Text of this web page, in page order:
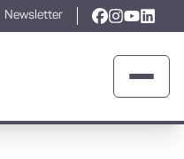
Newsletter
Lien vers la
Lien vers
LienLien